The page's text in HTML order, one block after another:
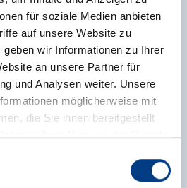
für soziale Medien anbieten
auf unsere Website zu
wir Informationen zu Ihrer
an unsere Partner für
und Analysen weiter. Unsere
möglicherweise mit
die Sie ihnen bereitgestellt
Ihrer Nutzung der Dienste
Infos